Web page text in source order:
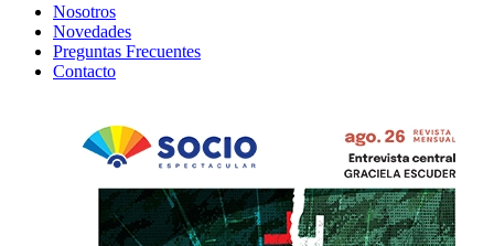
Nosotros
Novedades
Preguntas Frecuentes
Contacto